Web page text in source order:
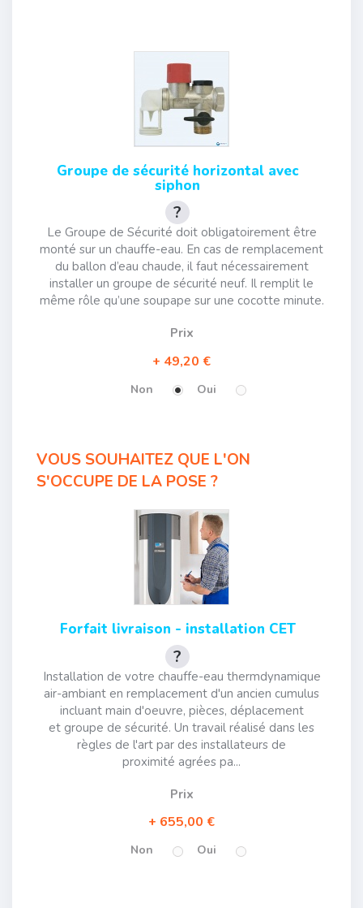
Groupe de sécurité horizontal avec
siphon
Le Groupe de Sécurité doit obligatoirement être
monté sur un chauffe-eau. En cas de remplacement
du ballon d’eau chaude, il faut nécessairement
installer un groupe de sécurité neuf. Il remplit le
même rôle qu’une soupape sur une cocotte minute.
Prix
49,20 €
Non Oui
VOUS SOUHAITEZ QUE L'ON
S'OCCUPE DE LA POSE ?
Forfait livraison - installation CET
Installation de votre chauffe-eau thermdynamique
air-ambiant en remplacement d'un ancien cumulus
incluant main d'oeuvre, pièces, déplacement
et groupe de sécurité. Un travail réalisé dans les
règles de l'art par des installateurs de
proximité agrées pa...
Prix
655,00 €
Non Oui